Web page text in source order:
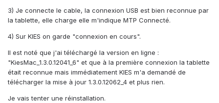
3) Je connecte le cable, la connexion USB est bien reconnue par
la tablette, elle charge elle m'indique MTP Connecté.
4) Sur KIES on garde "connexion en cours".
Il est noté que j'ai téléchargé la version en ligne :
"KiesMac_1.3.0.12041_6" et que à la première connexion la tablette
était reconnue mais immédiatement KIES m'a demandé de
télécharger la mise à jour 1.3.0.12062_4 et plus rien.
Je vais tenter une réinstallation.